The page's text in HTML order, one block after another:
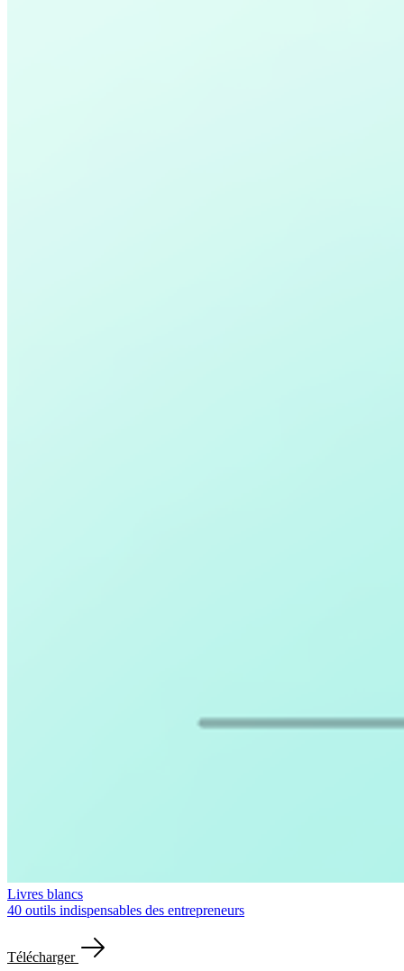
Livres blancs
40 outils indispensables des entrepreneurs
Télécharger